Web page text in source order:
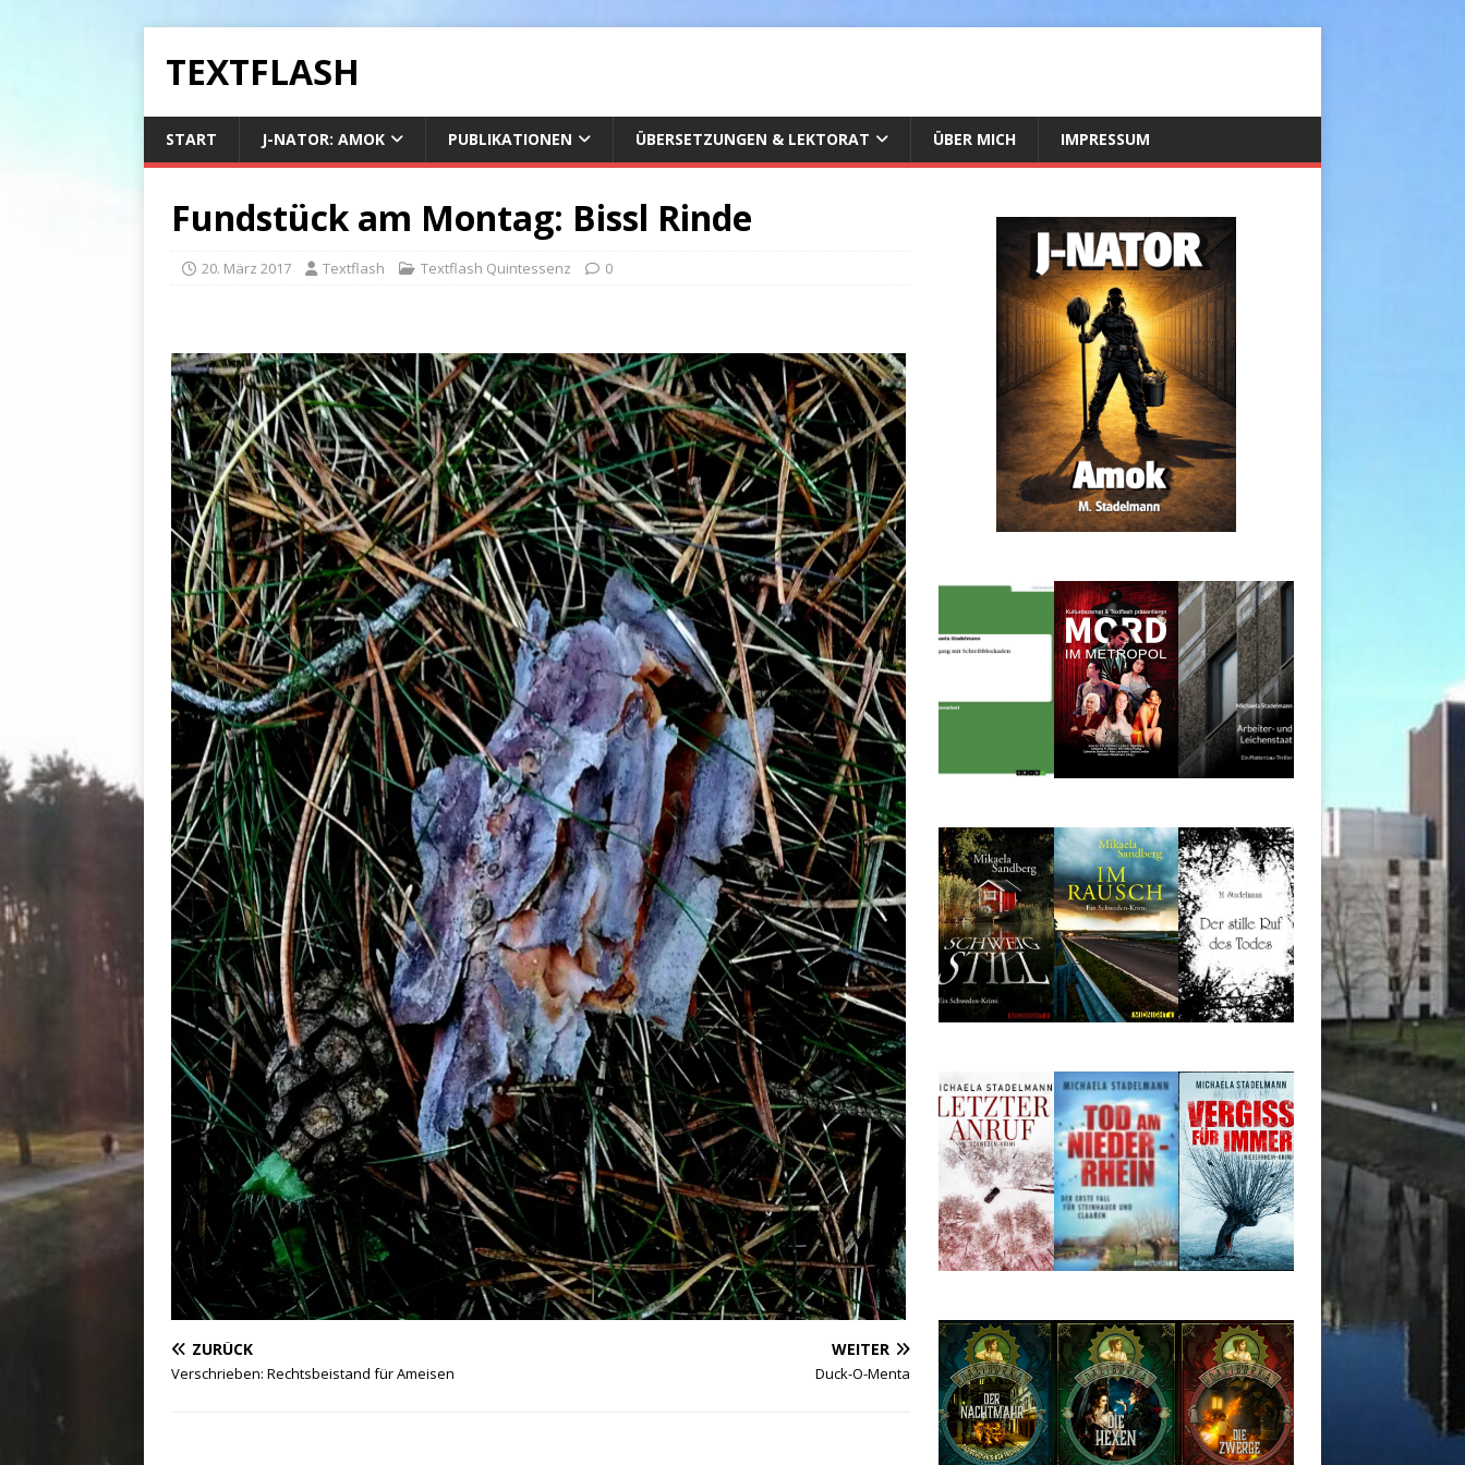
TEXTFLASH
START J-NATOR: AMOK PUBLIKATIONEN ÜBERSETZUNGEN & LEKTORAT ÜBER MICH IMPRESSUM
Fundstück am Montag: Bissl Rinde
20. März 2017 Textflash Textflash Quintessenz 0
ZURÜCK
Verschrieben: Rechtsbeistand für Ameisen
WEITER
Duck-O-Menta